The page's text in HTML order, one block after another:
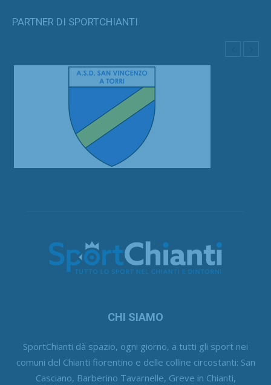
PARTNER DI SPORTCHIANTI
CHI SIAMO
SportChianti dà spazio, ogni giorno, a tutti gli sport nei
comuni del Chianti fiorentino e delle colline circostanti: San
Casciano, Barberino Tavarnelle, Greve in Chianti,